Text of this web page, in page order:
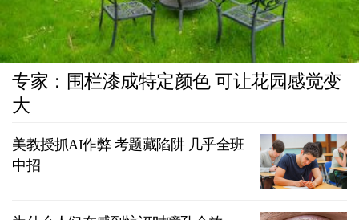
专家：围栏漆成特定颜色 可让花园感觉变
大
美教授抓AI作弊 考题藏陷阱 几乎全班
中招